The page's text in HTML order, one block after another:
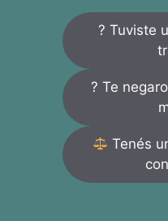
? Tuviste
? Te
Tenés